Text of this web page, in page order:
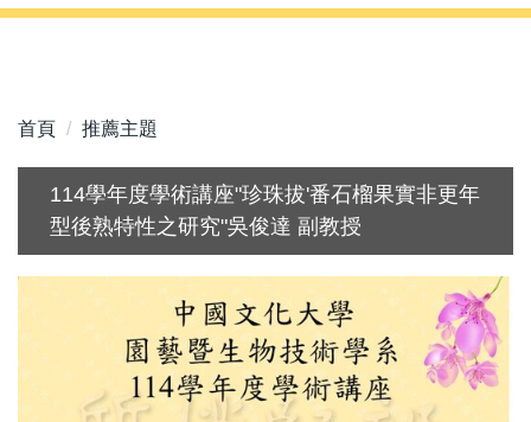
首頁 推薦主題
114學年度學術講座"珍珠拔'番石榴果實非更年
型後熟特性之研究"吳俊達 副教授